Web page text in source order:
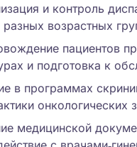
и контроль
возрастных
пациентов
и подготовка к
в программах
онкологических
медицинской